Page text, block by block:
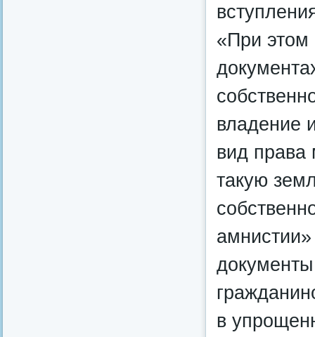
«При этом
владение
вид права
такую
в